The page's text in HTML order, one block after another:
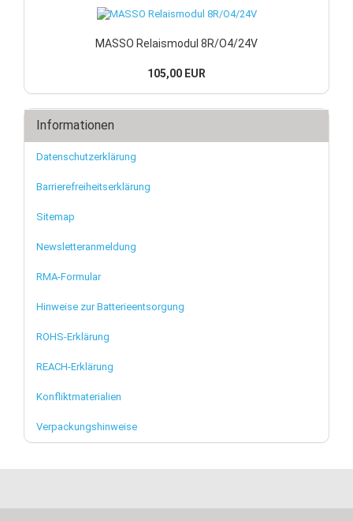
MASSO Relaismodul 8R/O4/24V
105,00 EUR
Informationen
Datenschutzerklärung
Barrierefreiheitserklärung
Sitemap
Newsletteranmeldung
RMA-Formular
Hinweise zur Batterieentsorgung
ROHS-Erklärung
REACH-Erklärung
Konfliktmaterialien
Verpackungshinweise